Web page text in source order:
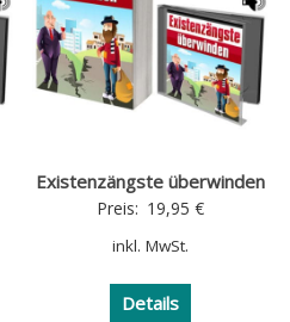
Existenzängste überwinden
Preis: 19,95€
inkl. MwSt.
Details